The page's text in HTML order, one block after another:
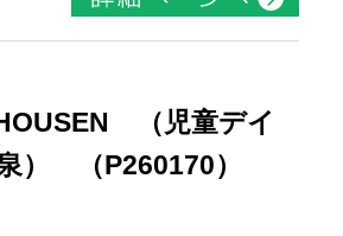
（児童デイ
） （P260170）